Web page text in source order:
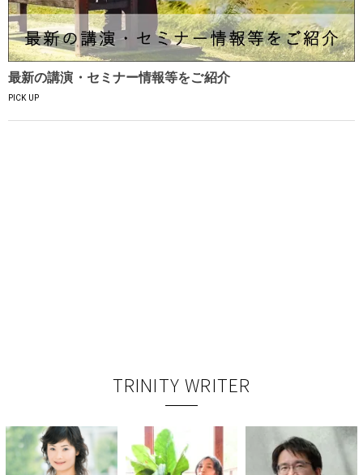
最新の講演・セミナー情報等をご紹介
PICK UP
TRINITY WRITER